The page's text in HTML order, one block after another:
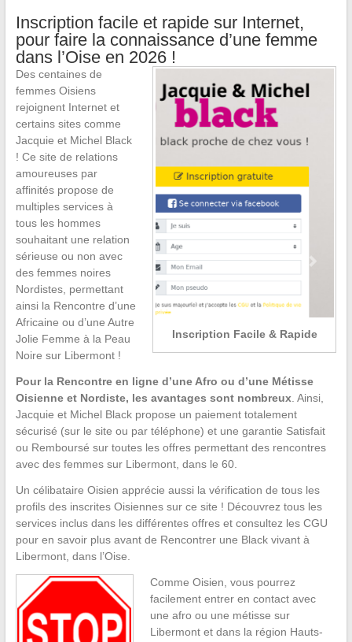
Inscription facile et rapide sur Internet,
pour faire la connaissance d’une femme
dans l’Oise en 2026 !
Inscription Facile & Rapide
Des centaines de
femmes Oisiens
rejoignent Internet et
certains sites comme
Jacquie et Michel Black
! Ce site de relations
amoureuses par
affinités propose de
multiples services à
tous les hommes
souhaitant une relation
sérieuse ou non avec
des femmes noires
Nordistes, permettant
ainsi la Rencontre d’une
Africaine ou d’une Autre
Jolie Femme à la Peau
Noire sur Libermont !
Pour la Rencontre en ligne d’une Afro ou d’une Métisse
Oisienne et Nordiste, les avantages sont nombreux. Ainsi,
Jacquie et Michel Black propose un paiement totalement
sécurisé (sur le site ou par téléphone) et une garantie Satisfait
ou Remboursé sur toutes les offres permettant des rencontres
avec des femmes sur Libermont, dans le 60.
Un célibataire Oisien apprécie aussi la vérification de tous les
profils des inscrites Oisiennes sur ce site ! Découvrez tous les
services inclus dans les différentes offres et consultez les CGU
pour en savoir plus avant de Rencontrer une Black vivant à
Libermont, dans l’Oise.
Comme Oisien, vous pourrez
facilement entrer en contact avec
une afro ou une métisse sur
Libermont et dans la région Hauts-